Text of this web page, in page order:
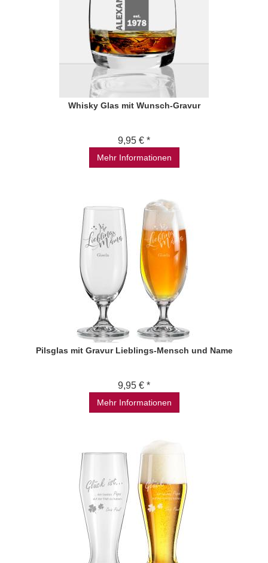
Whisky Glas mit Wunsch-Gravur
9,95 € *
Mehr Informationen
Pilsglas mit Gravur Lieblings-Mensch und Name
9,95 € *
Mehr Informationen